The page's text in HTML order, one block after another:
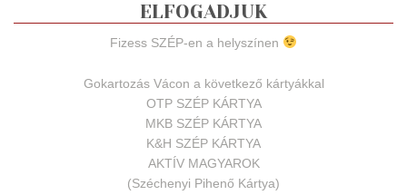
ELFOGADJUK
Fizess SZÉP-en a helyszínen
Gokartozás Vácon a következő kártyákkal
OTP SZÉP KÁRTYA
MKB SZÉP KÁRTYA
K&H SZÉP KÁRTYA
AKTÍV MAGYAROK
(Széchenyi Pihenő Kártya)